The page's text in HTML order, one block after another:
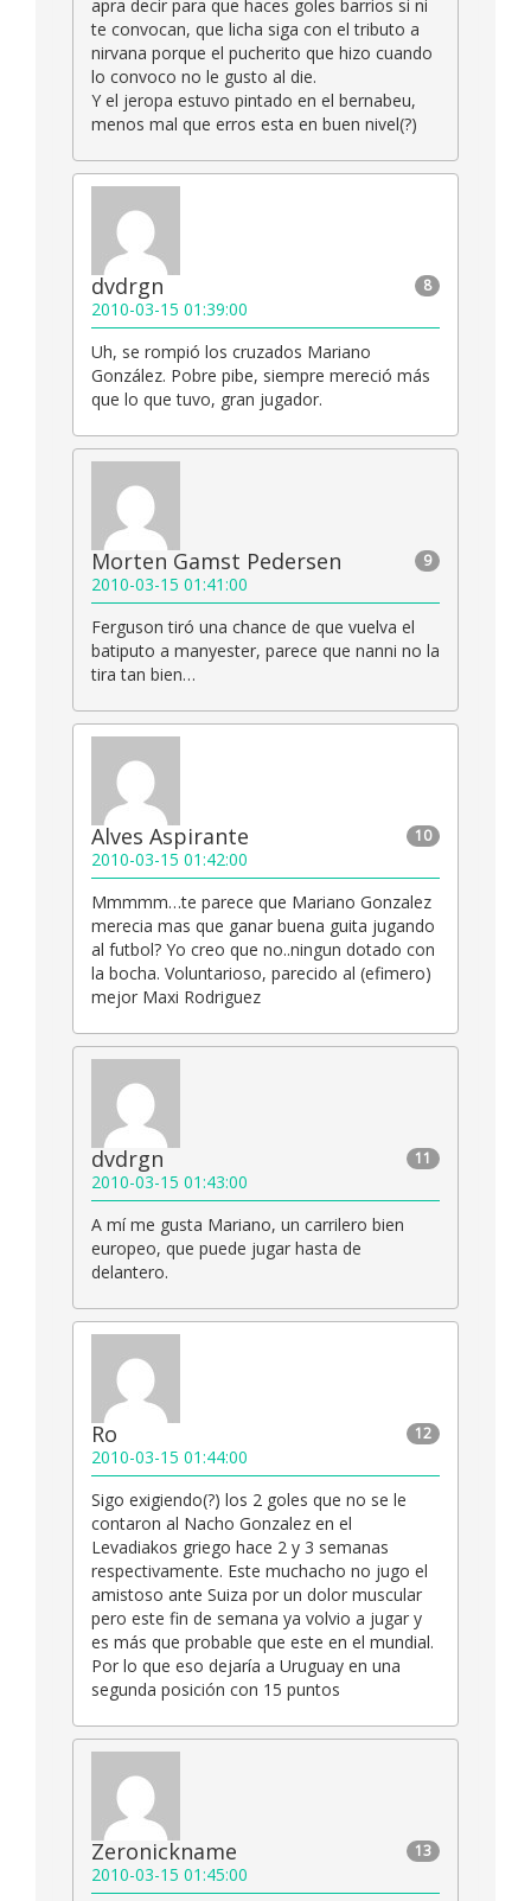
apra decir para que haces goles barrios si ni
te convocan, que licha siga con el tributo a
nirvana porque el pucherito que hizo cuando
lo convoco no le gusto al die.
Y el jeropa estuvo pintado en el bernabeu,
menos mal que erros esta en buen nivel(?)
8
dvdrgn
2010-03-15 01:39:00
Uh, se rompió los cruzados Mariano
González. Pobre pibe, siempre mereció más
que lo que tuvo, gran jugador.
9
Morten Gamst Pedersen
2010-03-15 01:41:00
Ferguson tiró una chance de que vuelva el
batiputo a manyester, parece que nanni no la
tira tan bien…
10
Alves Aspirante
2010-03-15 01:42:00
Mmmmm…te parece que Mariano Gonzalez
merecia mas que ganar buena guita jugando
al futbol? Yo creo que no..ningun dotado con
la bocha. Voluntarioso, parecido al (efimero)
mejor Maxi Rodriguez
11
dvdrgn
2010-03-15 01:43:00
A mí me gusta Mariano, un carrilero bien
europeo, que puede jugar hasta de
delantero.
12
Ro
2010-03-15 01:44:00
Sigo exigiendo(?) los 2 goles que no se le
contaron al Nacho Gonzalez en el
Levadiakos griego hace 2 y 3 semanas
respectivamente. Este muchacho no jugo el
amistoso ante Suiza por un dolor muscular
pero este fin de semana ya volvio a jugar y
es más que probable que este en el mundial.
Por lo que eso dejaría a Uruguay en una
segunda posición con 15 puntos
13
Zeronickname
2010-03-15 01:45:00